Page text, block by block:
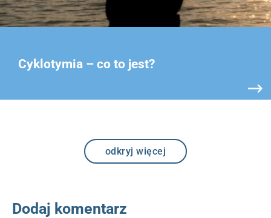
Cyklotymia – co to jest?
odkryj więcej
Dodaj komentarz